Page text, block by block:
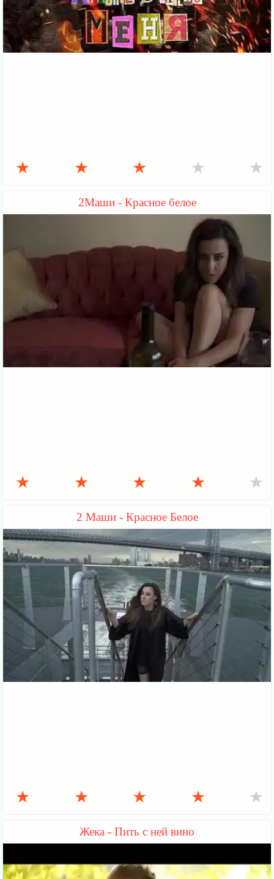
★ ★ ★ ★ ★
2Маши - Красное белое
★ ★ ★ ★ ★
2 Маши - Красное Белое
★ ★ ★ ★ ★
Жека - Пить с ней вино